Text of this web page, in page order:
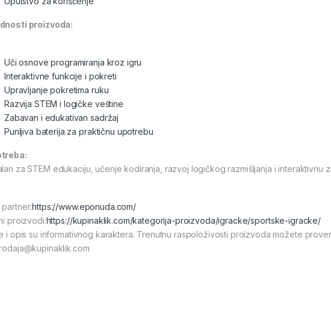
proizvoda:
Uči osnove programiranja kroz igru
Interaktivne funkcije i pokreti
Upravljanje pokretima ruku
Razvija STEM i logičke veštine
Zabavan i edukativan sadržaj
Punljiva baterija za praktičnu upotrebu
za STEM edukaciju, učenje kodiranja, razvoj logičkog razmišljanja i interaktivnu
partner:https://www.eponuda.com/
proizvodi:https://kupinaklik.com/kategorija-proizvoda/igracke/sportske-igracke/
i opis su informativnog karaktera. Trenutnu raspoloživosti proizvoda možete